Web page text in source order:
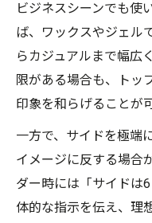
ビジネスシーンでも使
ば、ワックスやジェル
らカジュアルまで幅広
限がある場合も、トッ
印象を和らげることが
一方で、サイドを極端
イメージに反する場合
ダー時には「サイドは
体的な指示を伝え、理